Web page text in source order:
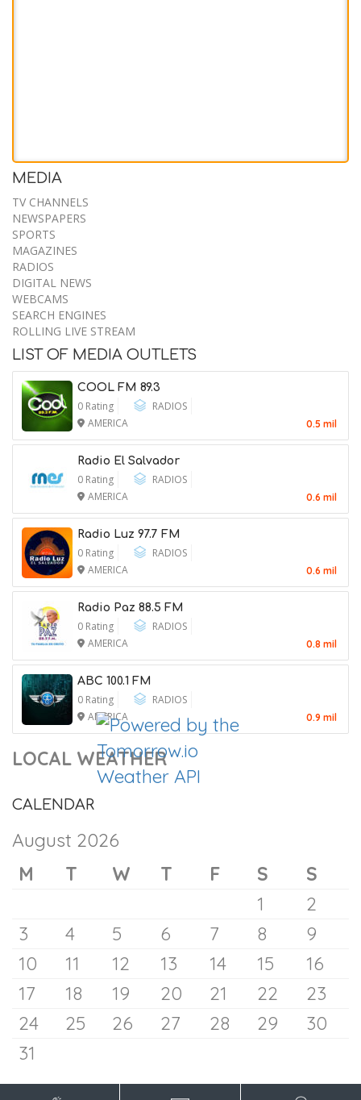
Obama and Abdul El-Sayed Discuss
Unity After Michigan Senate Primary
10 August 2026
Michigan Senate Candidate, a
Former Trump Critic, Shifts Toward
Election Skepticism
10 August 2026
A Democrat Sounds the Alarm on
Christian Nationalism in Congress
9 August 2026
Trump Names Will Scharf as White
MEDIA
TV CHANNELS
NEWSPAPERS
SPORTS
MAGAZINES
RADIOS
DIGITAL NEWS
WEBCAMS
SEARCH ENGINES
ROLLING LIVE STREAM
LIST OF MEDIA OUTLETS
COOL FM 89.3
0 Rating
RADIOS
AMERICA
0.5 mil
Radio El Salvador
0 Rating
RADIOS
AMERICA
0.6 mil
Radio Luz 97.7 FM
0 Rating
RADIOS
AMERICA
0.6 mil
Radio Paz 88.5 FM
0 Rating
RADIOS
AMERICA
0.8 mil
ABC 100.1 FM
0 Rating
RADIOS
AMERICA
0.9 mil
LOCAL WEATHER
CALENDAR
August 2026
M
T W T F S
S
1
2
3
4 5 6 7 8
9
10
11 12 13 14 15
16
17
18 19 20 21 22
23
24
25 26 27 28 29
30
31